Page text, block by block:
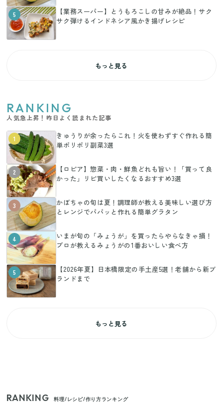
5
【業務スーパー】とうもろこしの甘みが絶品！サク
サク弾けるインドネシア風かき揚げレシピ
もっと見る
RANKING
人気急上昇！昨日よく読まれた記事
1
きゅうりが余ったらこれ！火を使わずすぐ作れる簡
単ポリポリ副菜3選
2
【ロピア】惣菜・肉・鮮魚どれも旨い！「買って良
かった」リピ買いしたくなるおすすめ3選
3
かぼちゃの旬は夏！調理師が教える美味しい選び方
とレンジでパパッと作れる簡単グラタン
4
いまが旬の「みょうが」を買ったらやらなきゃ損！
プロが教えるみょうがの1番おいしい食べ方
5
【2026年夏】日本橋限定の手土産5選！老舗から新ブ
ランドまで
もっと見る
RANKING 料理/レシピ/作り方ランキング